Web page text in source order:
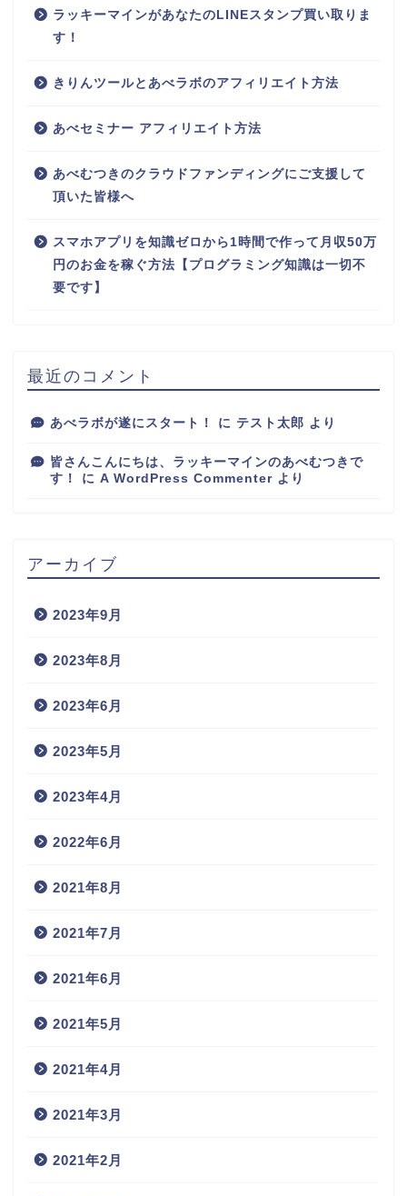
ラッキーマインがあなたのLINEスタンプ買い取りま
す！
きりんツールとあべラボのアフィリエイト方法
あべセミナー アフィリエイト方法
あべむつきのクラウドファンディングにご支援して
頂いた皆様へ
スマホアプリを知識ゼロから1時間で作って月収50万
円のお金を稼ぐ方法【プログラミング知識は一切不
要です】
最近のコメント
あべラボが遂にスタート！ に テスト太郎 より
皆さんこんにちは、ラッキーマインのあべむつきで
す！
に A WordPress Commenter より
アーカイブ
2023年9月
2023年8月
2023年6月
2023年5月
2023年4月
2022年6月
2021年8月
2021年7月
2021年6月
2021年5月
2021年4月
2021年3月
2021年2月